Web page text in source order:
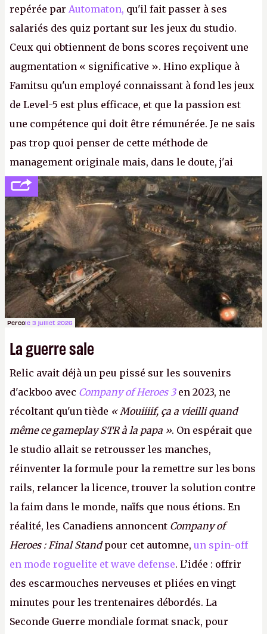
repérée par Automaton, qu'il fait passer à ses
salariés des quiz portant sur les jeux du studio.
Ceux qui obtiennent de bons scores reçoivent une
augmentation « significative ». Hino explique à
Famitsu qu'un employé connaissant à fond les jeux
de Level-5 est plus efficace, et que la passion est
une compétence qui doit être rémunérée. Je ne sais
pas trop quoi penser de cette méthode de
management originale mais, dans le doute, j'ai
décidé d'apprendre par cœur les 300 derniers
numéros deCanard PCavant de demander une
augmentation à Ivan Le Fou.A.
Percole 3 juillet 2026
La guerre sale
Relic avait déjà un peu pissé sur les souvenirs
d'ackboo avec Company of Heroes 3en 2023, ne
récoltant qu'un tiède « Mouiiiif, ça a vieilli quand
même ce gameplay STR à la papa ». On espérait que
le studio allait se retrousser les manches,
réinventer la formule pour la remettre sur les bons
rails, relancer la licence, trouver la solution contre
la faim dans le monde, naïfs que nous étions. En
réalité, les Canadiens annoncent Company of
Heroes : Final Standpour cet automne, un spin-off
en mode roguelite et wave defense. L’idée : offrir
des escarmouches nerveuses et pliées en vingt
minutes pour les trentenaires débordés. La
Seconde Guerre mondiale format snack, pour